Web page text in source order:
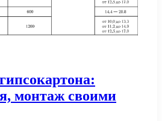
монтаж своими